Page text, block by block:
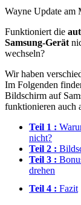
Wayne Update am
Funktioniert die
Samsung‑Gerät
wechseln?
Wir haben
Im Folgenden
Bildschirm auf
funktionieren auch
Teil 1 :
nicht?
Teil 2 :
Teil 3 :
drehen
Teil 4 : Fazit